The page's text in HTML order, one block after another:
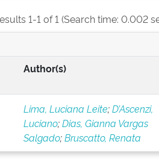
1-1 of 1 (Search time: 0.002
Author(s)
Lima, Luciana Leite;D’Ascenzi,
Luciano;Dias, Gianna Vargas
Salgado;Bruscatto, Renata